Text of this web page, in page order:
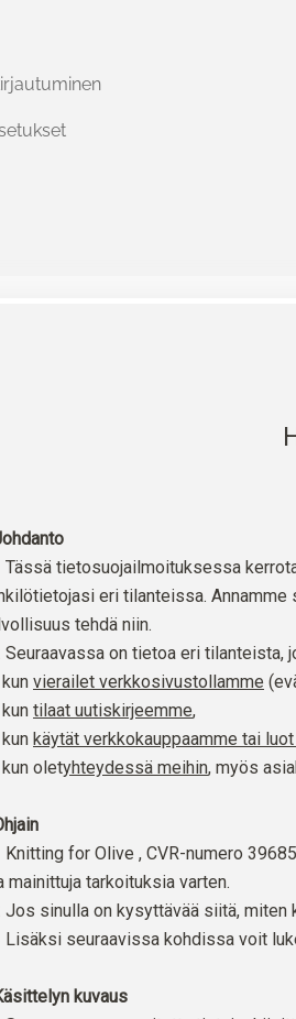
Tässä tietosuojailmoituksessa
eri tilanteissa. Annamme
tehdä niin.
Seuraavassa on tietoa eri
kun vierailet verkkosivustollamme
kun tilaat uutiskirjeemme,
kun käytät verkkokauppaamme tai
kun oletyhteydessä meihin, myös
Knitting for Olive , CVR-numero
mainittuja tarkoituksia varten.
Jos sinulla on kysyttävää siitä,
Lisäksi seuraavissa kohdissa voit
kuvaus